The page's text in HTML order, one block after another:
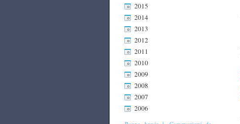
2015
2014
2013
2012
2011
2010
2009
2008
2007
2006